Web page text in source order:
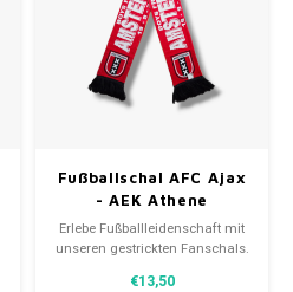
Fußballschal AFC Ajax
- AEK Athene
Erlebe Fußballleidenschaft mit
unseren gestrickten Fanschals.
€13,50